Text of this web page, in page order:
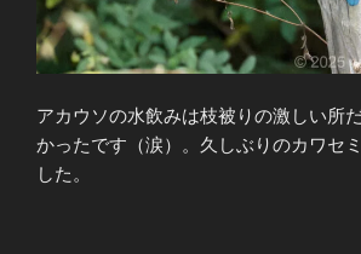
アカウソの水飲みは枝被りの激しい所
かったです（涙）。久しぶりのカワセ
した。